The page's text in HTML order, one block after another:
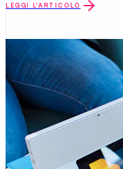
LEGGI L'ARTICOLO